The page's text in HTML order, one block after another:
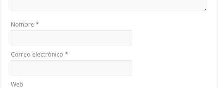
Nombre*
Correo electrónico*
Web